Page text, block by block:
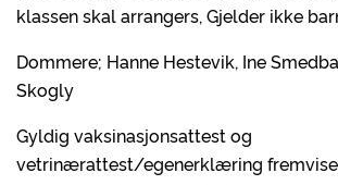
klassen skal arrangers, Gjelder ikke
Dommere; Hanne Hestevik, Ine
Skogly
Gyldig vaksinasjonsattest og
vetrinærattest/egenerklæring